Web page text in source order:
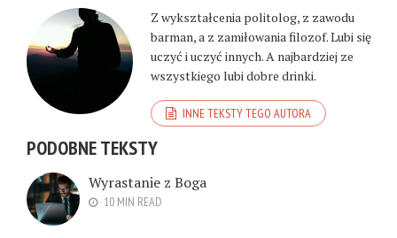
Z wykształcenia politolog, z zawodu
barman, a z zamiłowania filozof. Lubi się
uczyć i uczyć innych. A najbardziej ze
wszystkiego lubi dobre drinki.
INNE TEKSTY TEGO AUTORA
PODOBNE TEKSTY
Wyrastanie z Boga
10 MIN READ